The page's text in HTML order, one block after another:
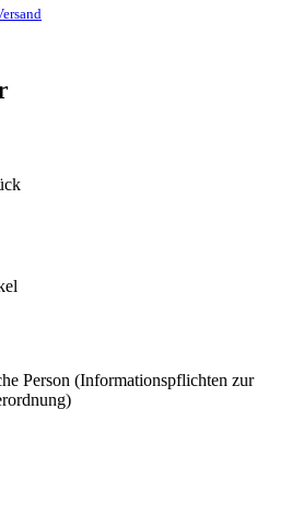
Person (Informationspflichten zur